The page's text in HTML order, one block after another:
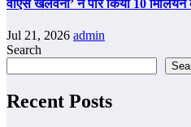
वीएस खेलवना’ ने पार किया 10
Jul 21, 2026 admin
Search
Recent Posts